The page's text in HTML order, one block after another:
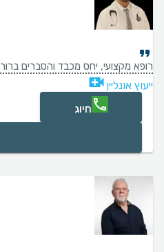
רופא מקצועי, יחס מכבד והסברים
ייעוץ אונליין
חיוג